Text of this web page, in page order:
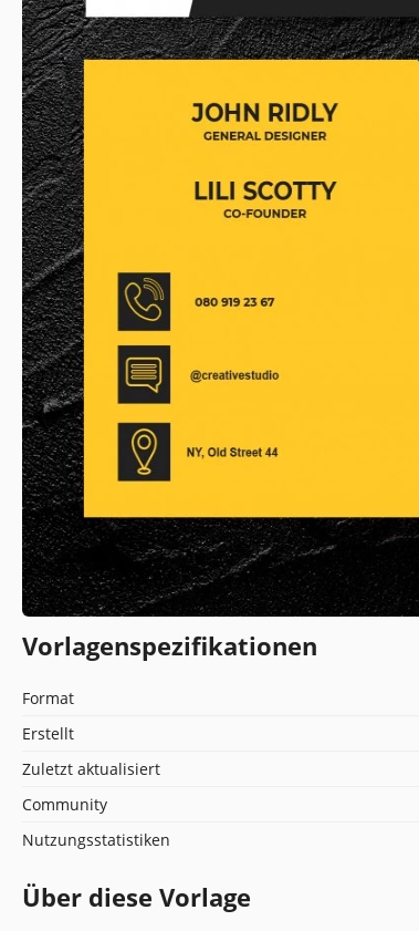
Vorlagenspezifikationen
Format
Erstellt
Zuletzt aktualisiert
Community
Nutzungsstatistiken
Über diese Vorlage